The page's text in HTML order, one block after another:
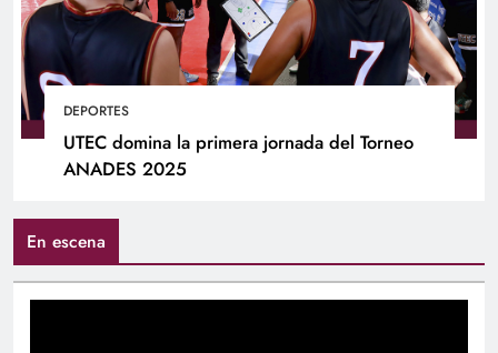
DEPORTES
UTEC domina la primera jornada del Torneo
ANADES 2025
En escena